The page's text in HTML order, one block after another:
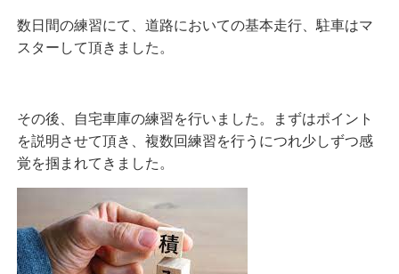
数日間の練習にて、道路においての基本走行、駐車はマ
スターして頂きました。
その後、自宅車庫の練習を行いました。まずはポイント
を説明させて頂き、複数回練習を行うにつれ少しずつ感
覚を掴まれてきました。